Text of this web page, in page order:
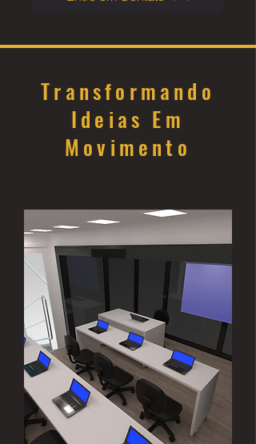
Transformando
Ideias Em
Movimento